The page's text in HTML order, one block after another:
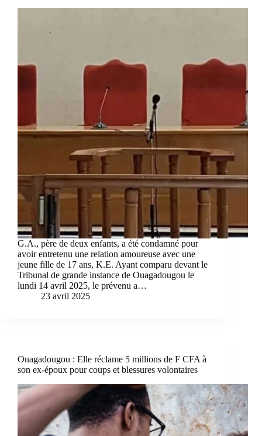
G.A., père de deux enfants, a été condamné pour
avoir entretenu une relation amoureuse avec une
jeune fille de 17 ans, K.E. Ayant comparu devant le
Tribunal de grande instance de Ouagadougou le
lundi 14 avril 2025, le prévenu a…
23 avril 2025
Ouagadougou : Elle réclame 5 millions de F CFA à
son ex-époux pour coups et blessures volontaires